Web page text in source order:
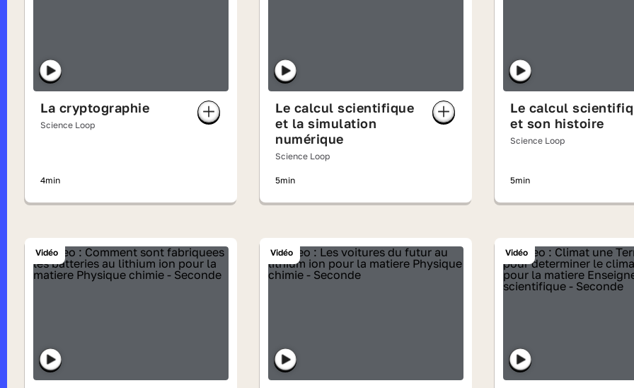
La cryptographie
Science Loop
4min
Le calcul scientifique
et la simulation
numérique
Science Loop
5min
Le calcul
et son histoire
Science Loop
5min
Vidéo Vidéo Vidéo